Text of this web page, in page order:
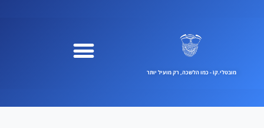
מובטלי.קוֹ - כמו הלשכה, רק מועיל יותר